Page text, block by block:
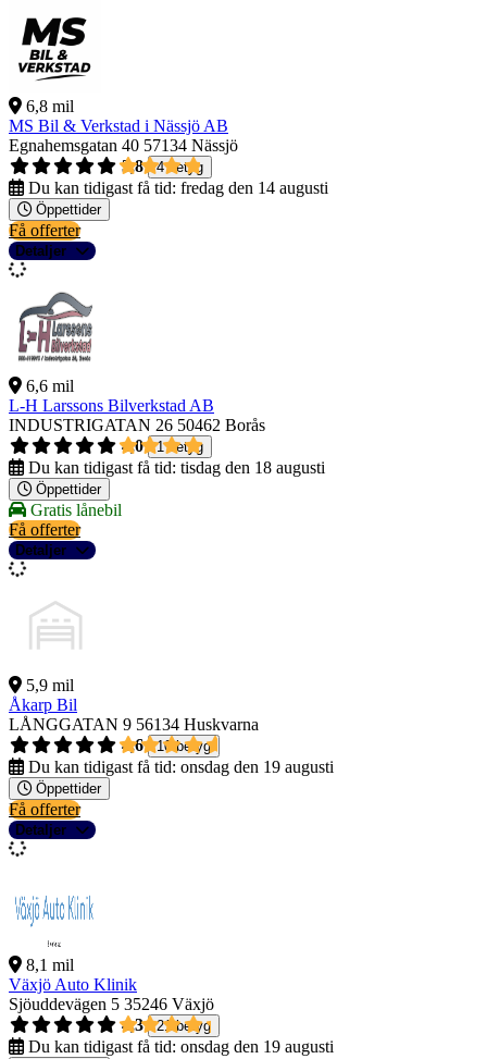
6,8 mil
MS Bil & Verkstad i Nässjö AB
Egnahemsgatan 40 57134 Nässjö
3,8
4 betyg
Du kan tidigast få tid: fredag den 14 augusti
Öppettider
Få offerter
Detaljer
6,6 mil
L-H Larssons Bilverkstad AB
INDUSTRIGATAN 26 50462 Borås
4,0
1 betyg
Du kan tidigast få tid: tisdag den 18 augusti
Öppettider
Gratis lånebil
Få offerter
Detaljer
5,9 mil
Åkarp Bil
LÅNGGATAN 9 56134 Huskvarna
4,6
10 betyg
Du kan tidigast få tid: onsdag den 19 augusti
Öppettider
Få offerter
Detaljer
8,1 mil
Växjö Auto Klinik
Sjöuddevägen 5 35246 Växjö
4,3
21 betyg
Du kan tidigast få tid: onsdag den 19 augusti